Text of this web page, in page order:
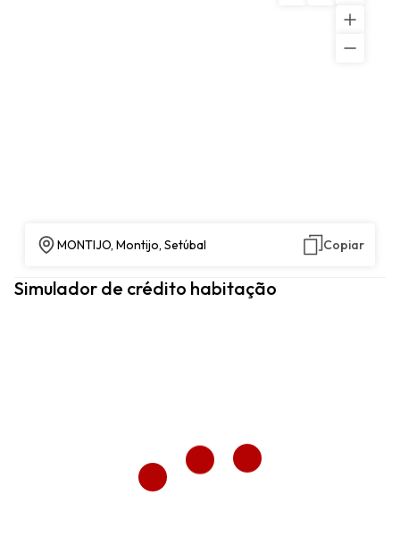
MONTIJO, Montijo, Setúbal Copiar
Simulador de crédito habitação